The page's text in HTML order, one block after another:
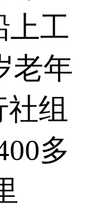
上工
老年
组
多